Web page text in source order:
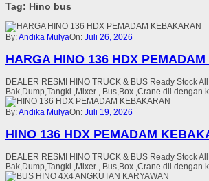
Tag: Hino bus
By:Andika MulyaOn: Juli 26, 2026
HARGA HINO 136 HDX
DEALER RESMI HINO TRUCK & BUS Ready Stock
Bak,Dump,Tangki ,Mixer , Bus,Box ,Crane dll dengan
By:Andika MulyaOn: Juli 19, 2026
HINO 136 HDX PEMADAM
DEALER RESMI HINO TRUCK & BUS Ready Stock
Bak,Dump,Tangki ,Mixer , Bus,Box ,Crane dll dengan